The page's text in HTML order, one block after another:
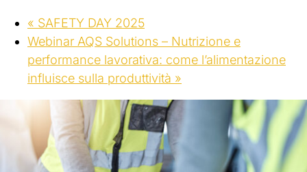
« SAFETY DAY 2025
Webinar AQS Solutions – Nutrizione e
performance lavorativa: come l’alimentazione
influisce sulla produttività »